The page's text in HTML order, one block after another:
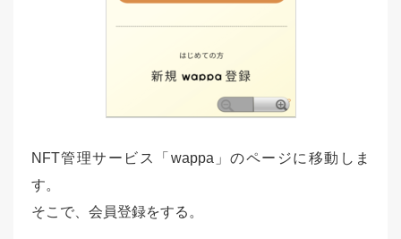
NFT管理サービス「wappa」のページに移動しま
す。
そこで、会員登録をする。